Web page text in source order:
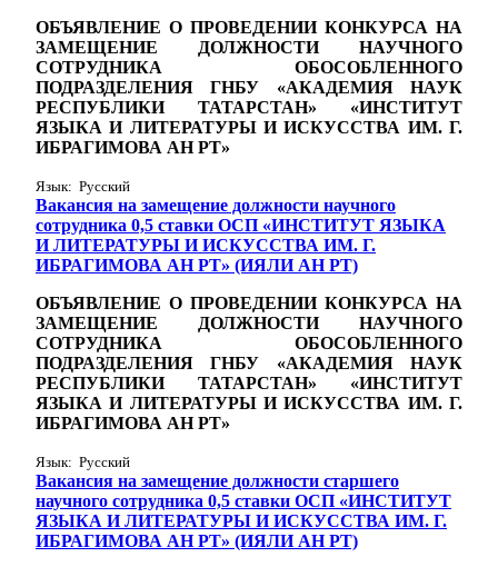
ОБЪЯВЛЕНИЕ О ПРОВЕДЕНИИ КОНКУРСА НА
ЗАМЕЩЕНИЕ ДОЛЖНОСТИ НАУЧНОГО
СОТРУДНИКА ОБОСОБЛЕННОГО
ПОДРАЗДЕЛЕНИЯ ГНБУ «АКАДЕМИЯ НАУК
РЕСПУБЛИКИ ТАТАРСТАН» «ИНСТИТУТ
ЯЗЫКА И ЛИТЕРАТУРЫ И ИСКУССТВА ИМ. Г.
ИБРАГИМОВА АН РТ»
Язык: Русский
Вакансия на замещение должности научного
сотрудника 0,5 ставки ОСП «ИНСТИТУТ ЯЗЫКА
И ЛИТЕРАТУРЫ И ИСКУССТВА ИМ. Г.
ИБРАГИМОВА АН РТ» (ИЯЛИ АН РТ)
ОБЪЯВЛЕНИЕ О ПРОВЕДЕНИИ КОНКУРСА НА
ЗАМЕЩЕНИЕ ДОЛЖНОСТИ НАУЧНОГО
СОТРУДНИКА ОБОСОБЛЕННОГО
ПОДРАЗДЕЛЕНИЯ ГНБУ «АКАДЕМИЯ НАУК
РЕСПУБЛИКИ ТАТАРСТАН» «ИНСТИТУТ
ЯЗЫКА И ЛИТЕРАТУРЫ И ИСКУССТВА ИМ. Г.
ИБРАГИМОВА АН РТ»
Язык: Русский
Вакансия на замещение должности старшего
научного сотрудника 0,5 ставки ОСП «ИНСТИТУТ
ЯЗЫКА И ЛИТЕРАТУРЫ И ИСКУССТВА ИМ. Г.
ИБРАГИМОВА АН РТ» (ИЯЛИ АН РТ)